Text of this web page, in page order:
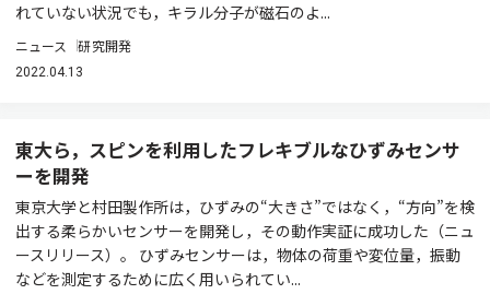
れていない状況でも，キラル分子が磁石のよ...
ニュース 研究開発
2022.04.13
東大ら，スピンを利用したフレキブルなひずみセンサ
ーを開発
東京大学と村田製作所は，ひずみの“大きさ”ではなく，“方向”を検
出する柔らかいセンサーを開発し，その動作実証に成功した（ニュ
ースリリース）。 ひずみセンサーは，物体の荷重や変位量，振動
などを測定するために広く用いられてい...